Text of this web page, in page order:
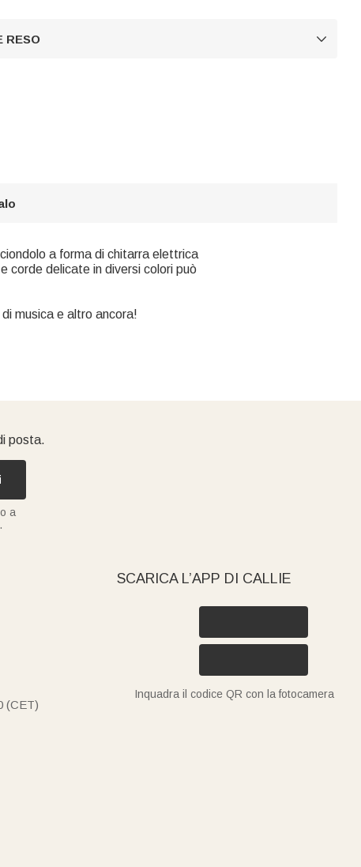
RESO 
a forma di chitarra elettrica
corde delicate in diversi colori può
musica e altro ancora!
posta.
a
(CET)
SCARICA L’APP DI CALLIE
Inquadra il codice QR con la fotocamera